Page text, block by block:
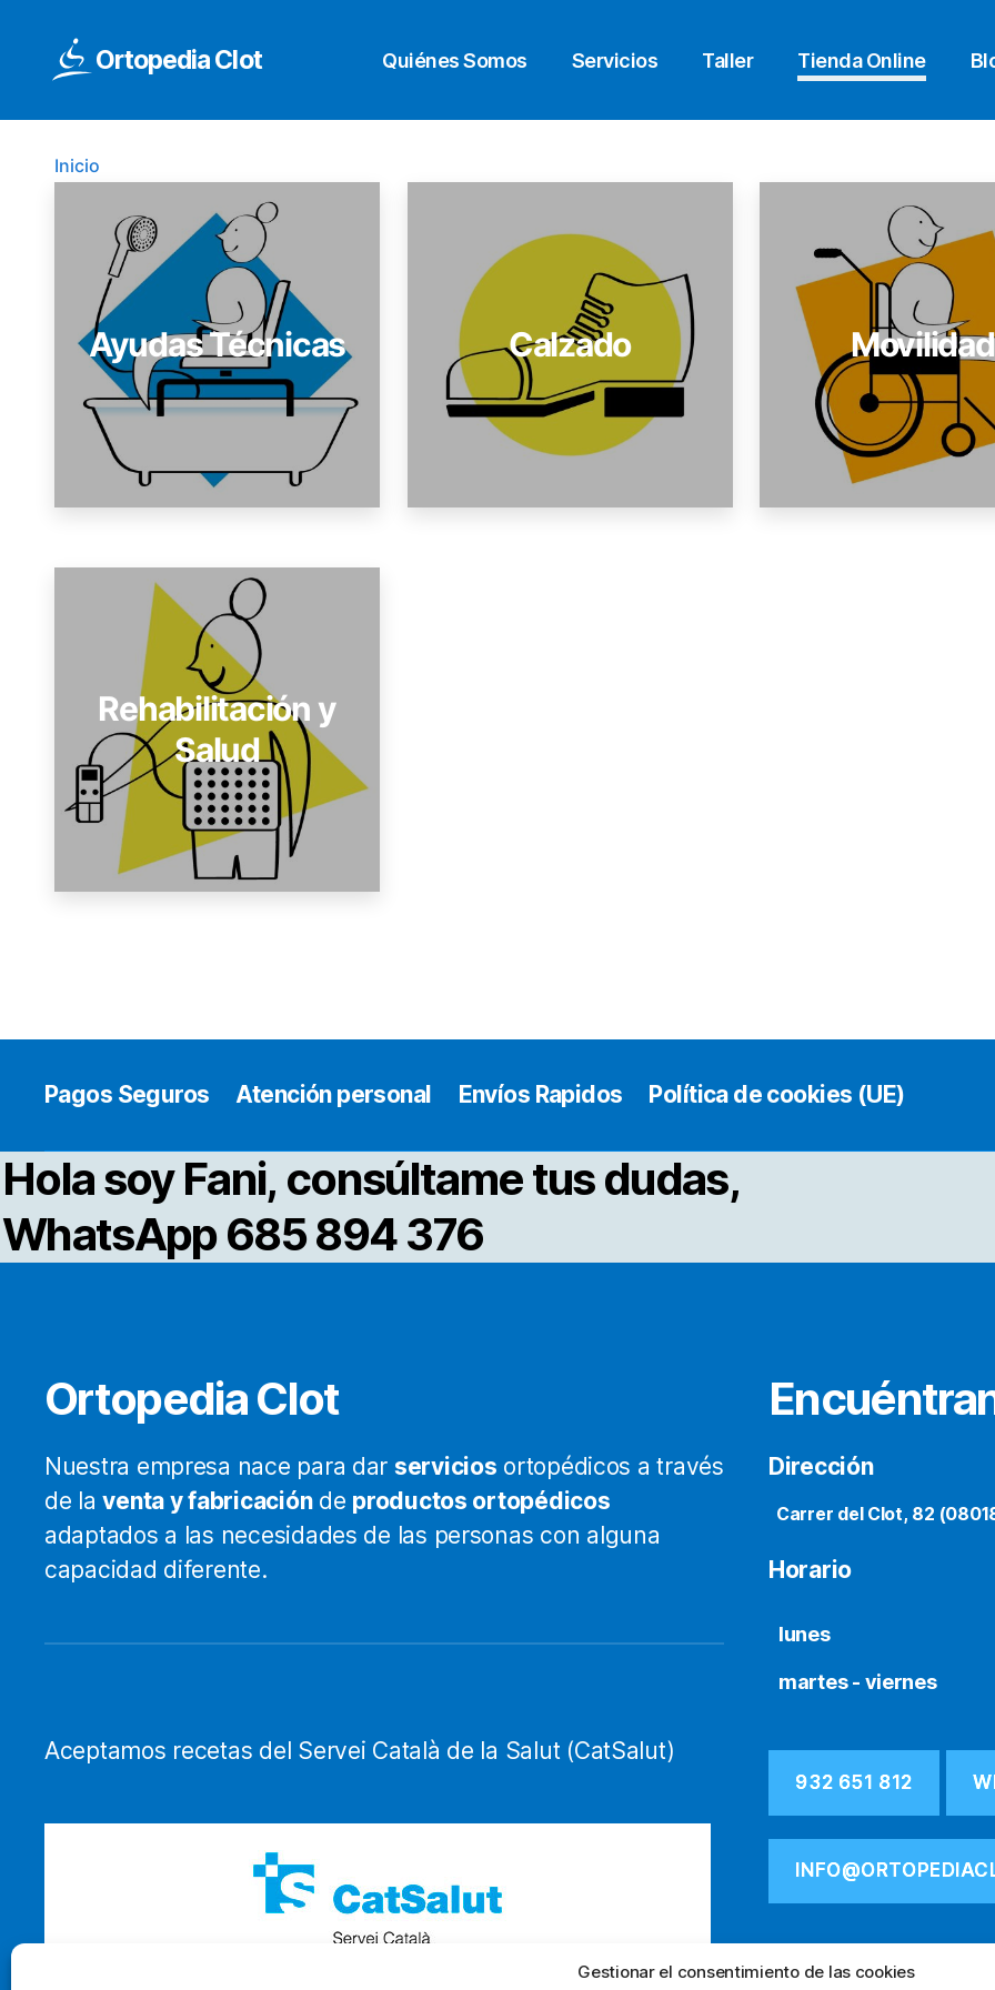
Gestionar el consentimiento de las cookies
Ortopedia Clot Quiénes Somos Servicios Taller Tienda Online
Inicio
Ayudas Técnicas Calzado Movilidad
Rehabilitación y
Salud
Pagos Seguros Atención personal Envíos Rapidos Política de cookies (UE)
Hola soy Fani, consúltame tus dudas,
WhatsApp 685 894 376
Ortopedia Clot
Nuestra empresa nace para dar servicios ortopédicos a través
de laventa y fabricaciónde productos ortopédicos
adaptados a las necesidades de las personas con alguna
capacidad diferente.
Aceptamos recetas del Servei Català de la Salut (CatSalut)
Dirección
Carrer del Clot, 82
Horario
lunes
martes - viernes
932 651 812